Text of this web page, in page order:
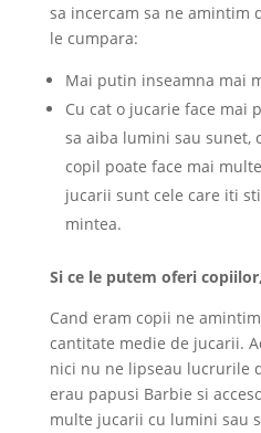
sa incercam sa ne amintim
le cumpara:
Mai putin inseamna mai
Cu cat o jucarie face mai
sa aiba lumini sau sunet,
copil poate face mai
jucarii sunt cele care iti
mintea.
Si ce le putem oferi
Cand eram copii ne
cantitate medie de jucarii.
nici nu ne lipseau lucrurile
erau papusi Barbie si
multe jucarii cu lumini sau